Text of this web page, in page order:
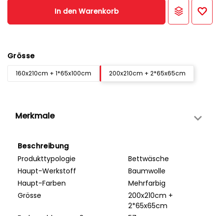
In den Warenkorb
Grösse
160x210cm + 1*65x100cm 200x210cm + 2*65x65cm
Merkmale
Beschreibung
Produkttypologie
Bettwäsche
Haupt-Werkstoff
Baumwolle
Haupt-Farben
Mehrfarbig
Grösse
200x210cm +
2*65x65cm